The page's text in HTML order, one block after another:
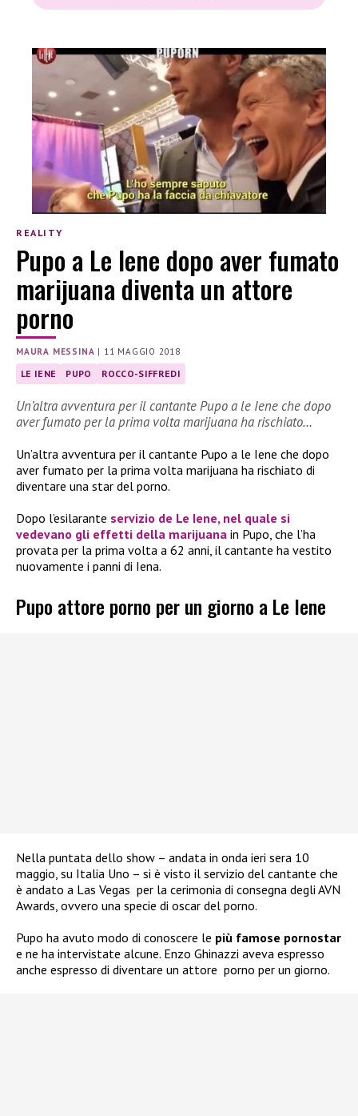
REALITY
Pupo a Le Iene dopo aver fumato
marijuana diventa un attore
porno
MAURA MESSINA | 11 MAGGIO 2018
LE IENE PUPO ROCCO-SIFFREDI
Un’altra avventura per il cantante Pupo a le Iene che dopo
aver fumato per la prima volta marijuana ha rischiato…
Un’altra avventura per il cantante Pupo a le Iene che dopo
aver fumato per la prima volta marijuana ha rischiato di
diventare una star del porno.
Dopo l’esilarante servizio de Le Iene, nel quale si
vedevano gli effetti della marijuana in Pupo, che l’ha
provata per la prima volta a 62 anni, il cantante ha vestito
nuovamente i panni di Iena.
Pupo attore porno per un giorno a Le Iene
Nella puntata dello show – andata in onda ieri sera 10
maggio, su Italia Uno – si è visto il servizio del cantante che
è andato a Las Vegas per la cerimonia di consegna degli AVN
Awards, ovvero una specie di oscar del porno.
Pupo ha avuto modo di conoscere le più famose pornostar
e ne ha intervistate alcune. Enzo Ghinazzi aveva espresso
anche espresso di diventare un attore porno per un giorno.